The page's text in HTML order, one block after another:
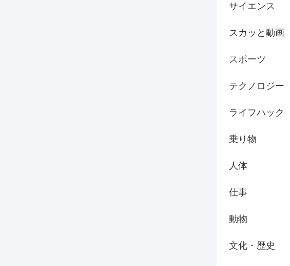
サイエンス
スカッと動画
スポーツ
テクノロジー
ライフハック
乗り物
人体
仕事
動物
文化・歴史